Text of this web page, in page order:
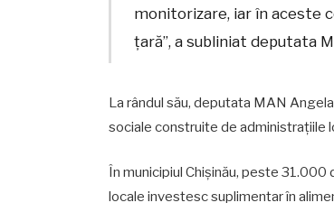
monitorizare, iar în aceste
țară”, a subliniat deputata
La rândul său, deputata MAN
sociale construite de administrațiile
În municipiul Chișinău, peste
locale investesc suplimentar în